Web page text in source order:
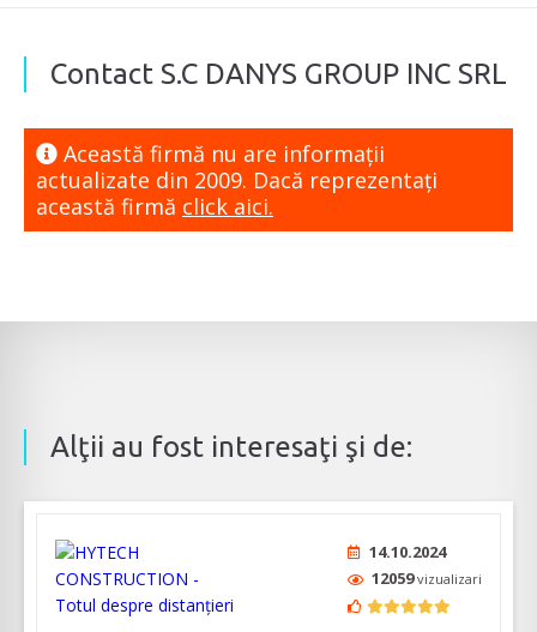
Contact S.C DANYS GROUP INC SRL
Această firmă nu are informaţii
actualizate din 2009. Dacă reprezentaţi
această firmă click aici.
Alţii au fost interesaţi şi de:
14.10.2024
12059vizualizari